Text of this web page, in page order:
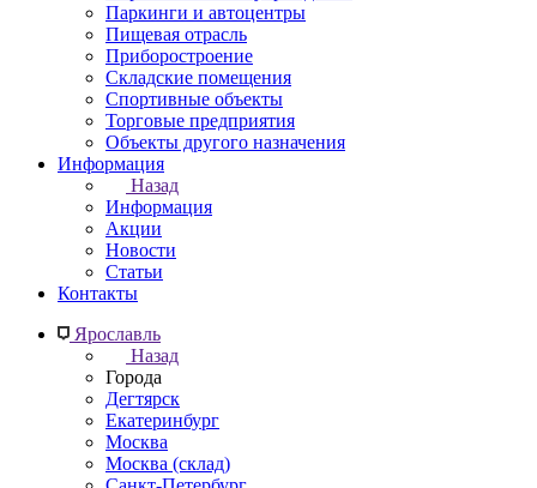
Паркинги и автоцентры
Пищевая отрасль
Приборостроение
Складские помещения
Спортивные объекты
Торговые предприятия
Объекты другого назначения
Информация
Назад
Информация
Акции
Новости
Статьи
Контакты
Ярославль
Назад
Города
Дегтярск
Екатеринбург
Москва
Москва (склад)